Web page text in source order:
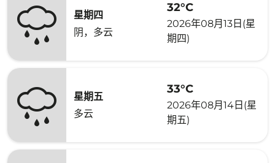
星期四
阴，多云
32°C
2026年08月13日(星
期四)
星期五
多云
33°C
2026年08月14日(星
期五)